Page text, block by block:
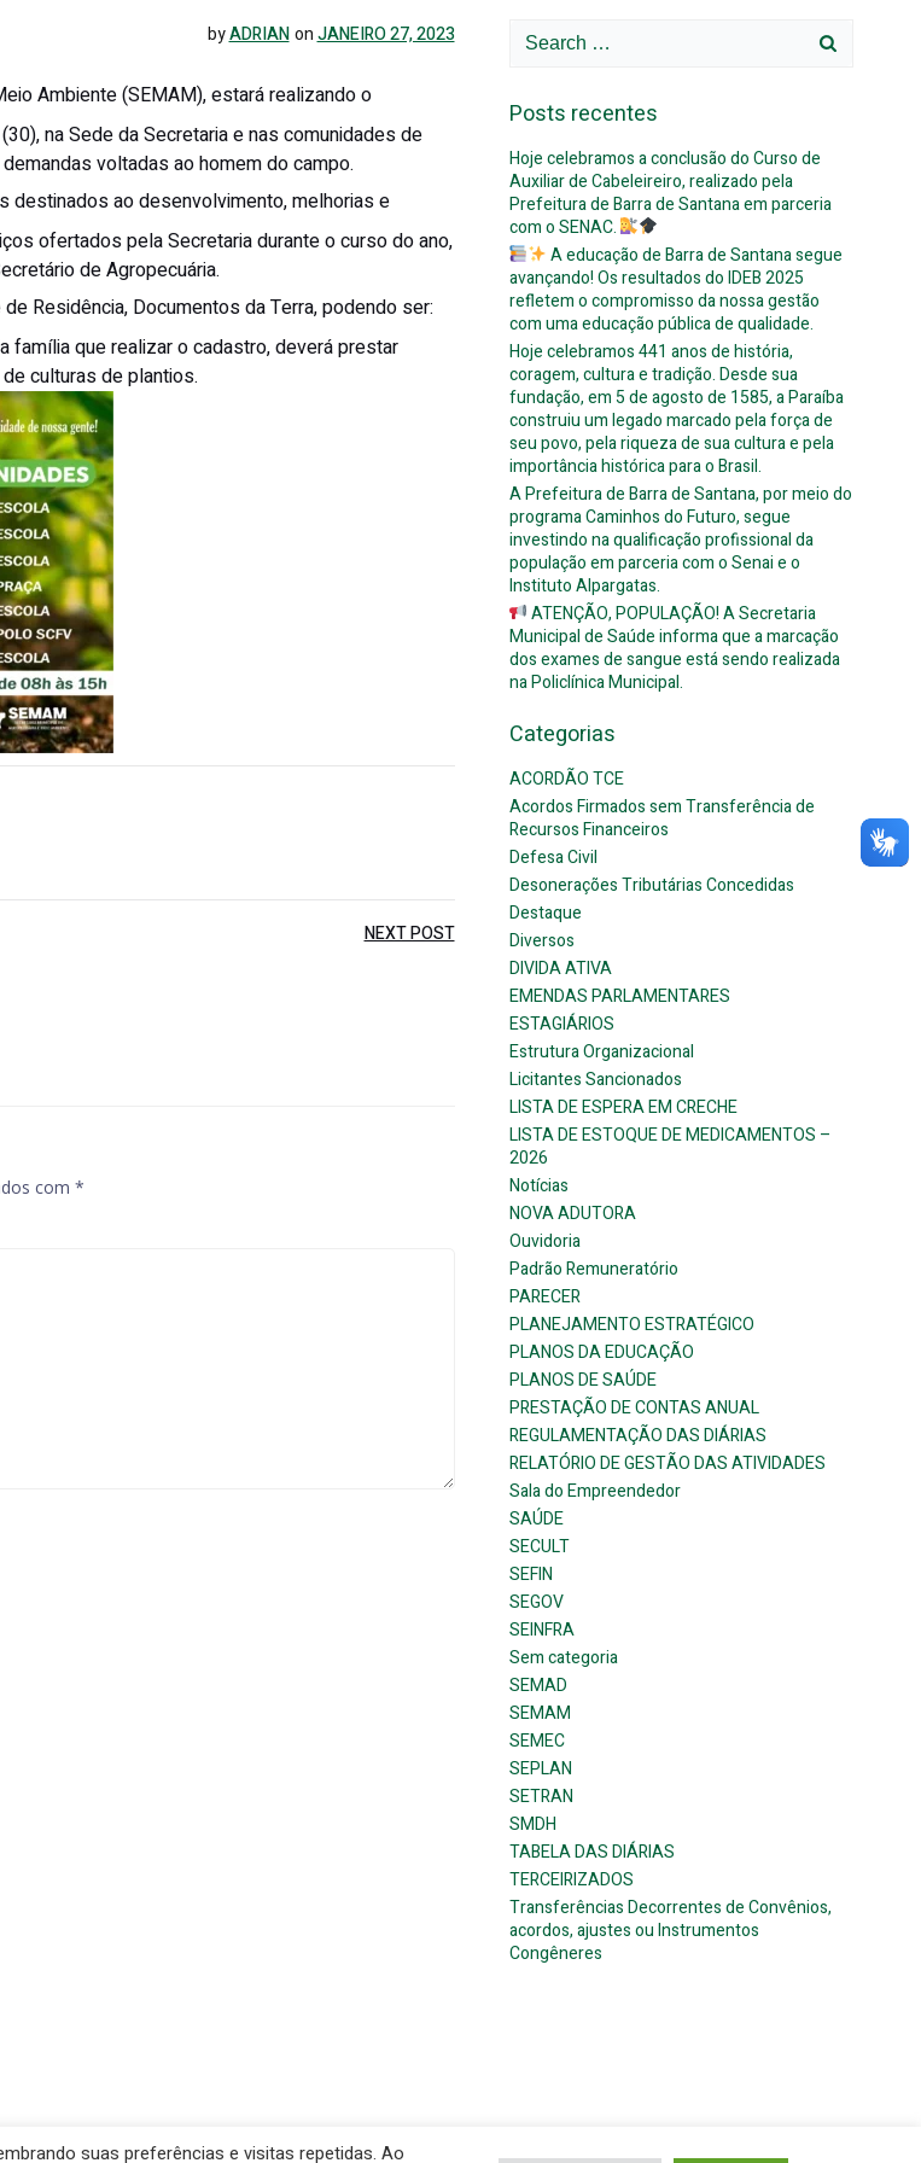
byADRIAN onJANEIRO 27, 2023
Ambiente (SEMAM), estará realizando o
na Sede da Secretaria e nas comunidades de
voltadas ao homem do campo.
destinados ao desenvolvimento, melhorias e
ofertados pela Secretaria durante o curso do ano,
de Agropecuária.
Residência, Documentos da Terra, podendo ser:
família que realizar o cadastro, deverá prestar
culturas de plantios.
NEXT POST
com *
Search
Posts recentes
Hoje celebramos a conclusão do Curso de
Auxiliar de Cabeleireiro, realizado pela
Prefeitura de Barra de Santana em parceria
com o SENAC.
A educação de Barra de Santana segue
avançando! Os resultados do IDEB 2025
refletem o compromisso da nossa gestão
com uma educação pública de qualidade.
Hoje celebramos 441 anos de história,
coragem, cultura e tradição. Desde sua
fundação, em 5 de agosto de 1585, a Paraíba
construiu um legado marcado pela força de
seu povo, pela riqueza de sua cultura e pela
importância histórica para o Brasil.
A Prefeitura de Barra de Santana, por meio do
programa Caminhos do Futuro, segue
investindo na qualificação profissional da
população em parceria com o Senai e o
Instituto Alpargatas.
ATENÇÃO, POPULAÇÃO! A Secretaria
Municipal de Saúde informa que a marcação
dos exames de sangue está sendo realizada
na Policlínica Municipal.
Categorias
ACORDÃO TCE
Acordos Firmados sem Transferência de
Recursos Financeiros
Defesa Civil
Desonerações Tributárias Concedidas
Destaque
Diversos
DIVIDA ATIVA
EMENDAS PARLAMENTARES
ESTAGIÁRIOS
Estrutura Organizacional
Licitantes Sancionados
LISTA DE ESPERA EM CRECHE
LISTA DE ESTOQUE DE MEDICAMENTOS –
2026
Notícias
NOVA ADUTORA
Ouvidoria
Padrão Remuneratório
PARECER
PLANEJAMENTO ESTRATÉGICO
PLANOS DA EDUCAÇÃO
PLANOS DE SAÚDE
PRESTAÇÃO DE CONTAS ANUAL
REGULAMENTAÇÃO DAS DIÁRIAS
RELATÓRIO DE GESTÃO DAS ATIVIDADES
Sala do Empreendedor
SAÚDE
SECULT
SEFIN
SEGOV
SEINFRA
Sem categoria
SEMAD
SEMAM
SEMEC
SEPLAN
SETRAN
SMDH
TABELA DAS DIÁRIAS
TERCEIRIZADOS
Transferências Decorrentes de Convênios,
acordos, ajustes ou Instrumentos
Congêneres
Municipal. Created for free using WordPress and
suas preferências e visitas repetidas. Ao